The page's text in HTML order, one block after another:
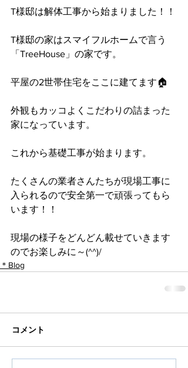
T様邸は解体工事から始まりました！！
T様邸の家はスマイフルホームで言う
「TreeHouse」の家です。
平屋の2世帯住宅をここに建てます🏠
外観もカッコよくこだわりの詰まった
家になっています。
これから基礎工事が始まります。
たくさんの業者さんたちが現場工事に
入られるので安全第一で頑張ってもら
います！！
現場の様子をどんどん載せていきます
のでお楽しみに～(^^)/
＊Blog
コメント